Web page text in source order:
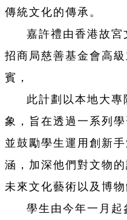
傳統文化的傳承。
嘉許禮由香港故宮
招商局慈善基金會高
賓，
此計劃以本地大
象，旨在透過一系列
並鼓勵學生運用創新
涵，加深他們對文物
未來文化藝術以及博物
學生由今年一月起